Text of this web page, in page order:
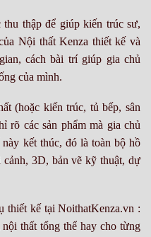
thập để giúp kiến trúc sư,
Nội thất Kenza thiết kế và
cách bài trí giúp gia chủ
của mình.
(hoặc kiến trúc, tủ bếp, sân
rõ các sản phẩm mà gia chủ
kết thúc, đó là toàn bộ hồ
3D, bản vẽ kỹ thuật, dự
thiết kế tại NoithatKenza.vn :
thất tổng thể hay cho từng